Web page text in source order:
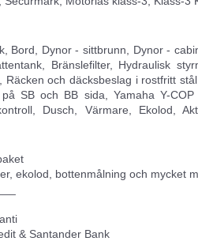
Bord, Dynor - sittbrunn, Dynor -
Bränslefilter, Hydraulisk
Räcken och däcksbeslag i rostfritt
SB och BB sida, Yamaha Y-
Dusch, Värmare, Ekolod,
ekolod, bottenmålning och mycket
& Santander Bank